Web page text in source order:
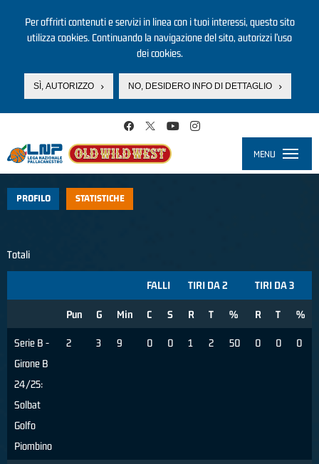
Per offrirti contenuti e servizi in linea con i tuoi interessi, questo sito
utilizza cookies. Continuando la navigazione del sito, autorizzi l’uso
dei cookies.
SÌ, AUTORIZZO NO, DESIDERO INFO DI DETTAGLIO
MENU
PROFILO STATISTICHE
Totali
FALLI TIRI DA 2 TIRI DA 3
Pun G Min C S R T % R T %
Serie B -
Girone B
24/25:
Solbat
Golfo
Piombino
2 3 9 0 0 1 2 50 0 0 0